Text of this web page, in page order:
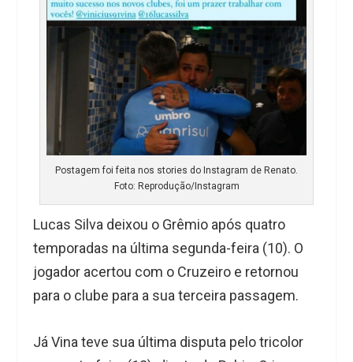
Postagem foi feita nos stories do Instagram de Renato.
Foto: Reprodução/Instagram
Lucas Silva deixou o Grêmio após quatro
temporadas na última segunda-feira (10). O
jogador acertou com o Cruzeiro e retornou
para o clube para a sua terceira passagem.
Já Vina teve sua última disputa pelo tricolor